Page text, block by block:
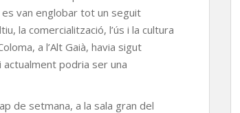
van englobar tot un seguit
la comercialització, l’ús i la cultura
a l’Alt Gaià, havia sigut
podria ser una
de setmana, a la sala gran del